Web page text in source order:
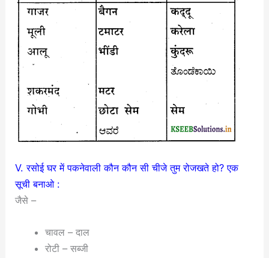
V. रसोई घर में पकनेवाली कौन कौन सी चीजे तुम रोजखते हो? एक
सूची बनाओ :
जैसे –
चावल – दाल
रोटी – सब्जी